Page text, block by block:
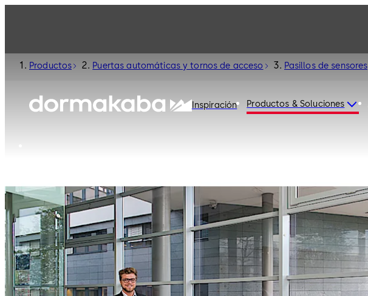
Inspiración Productos & Soluciones
Productos Puertas automáticas y tornos de acceso Pasillos de sensores